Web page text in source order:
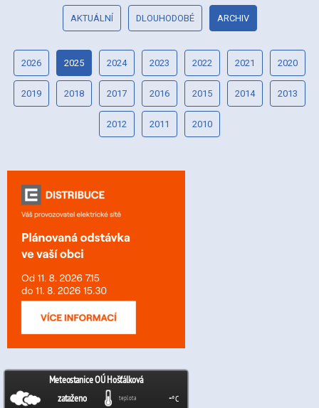
AKTUÁLNÍ DLOUHODOBÉ ARCHIV
2026 2025 2024 2023 2022 2021 2020
2019 2018 2017 2016 2015 2014 2013
2012 2011 2010